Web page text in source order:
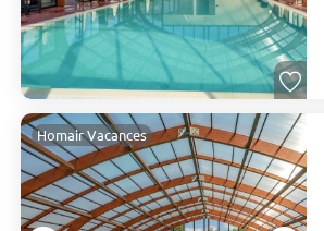
Homair Vacances